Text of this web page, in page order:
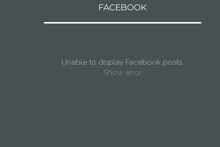
FACEBOOK
Unable to display Facebook posts.
Show error